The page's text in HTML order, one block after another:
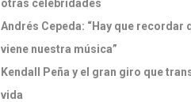
otras celebridades
Andrés Cepeda: “Hay que recordar
viene nuestra música”
Kendall Peña y el gran giro que
vida